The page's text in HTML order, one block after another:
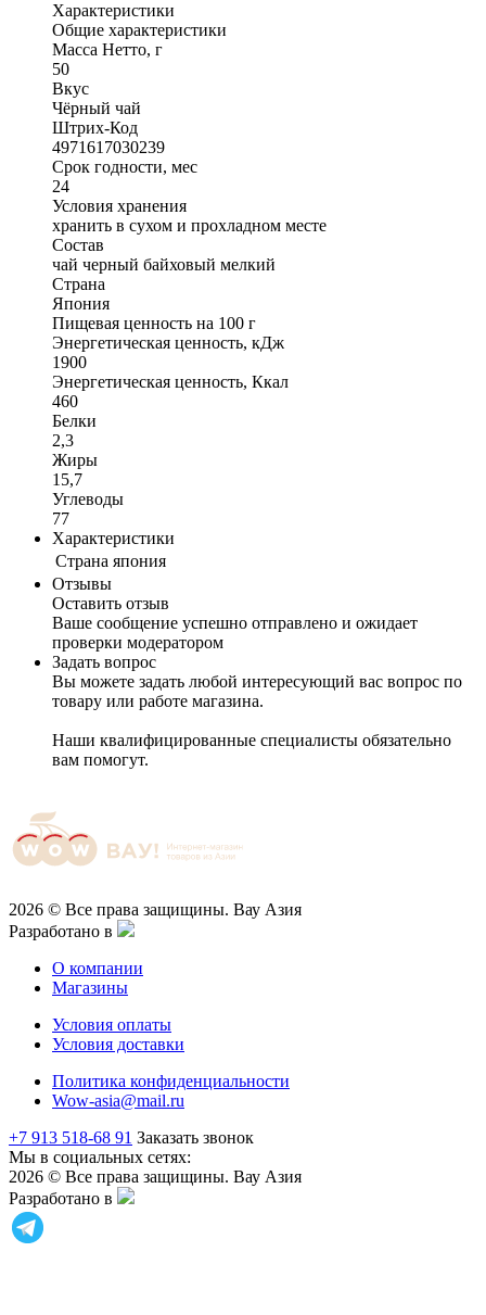
Характеристики
Общие характеристики
Масса Нетто, г
50
Вкус
Чёрный чай
Штрих-Код
4971617030239
Срок годности, мес
24
Условия хранения
хранить в сухом и прохладном месте
Состав
чай черный байховый мелкий
Страна
Япония
Пищевая ценность на 100 г
Энергетическая ценность, кДж
1900
Энергетическая ценность, Ккал
460
Белки
2,3
Жиры
15,7
Углеводы
77
Характеристики
Cтрана япония
Отзывы
Оставить отзыв
Ваше сообщение успешно отправлено и ожидает
проверки модератором
Задать вопрос
Вы можете задать любой интересующий вас вопрос по
товару или работе магазина.
Наши квалифицированные специалисты обязательно
вам помогут.
2026 © Все права защищины. Вау Азия
Разработано в
О компании
Магазины
Условия оплаты
Условия доставки
Политика конфиденциальности
Wow-asia@mail.ru
+7 913 518-68 91 Заказать звонок
Мы в социальных сетях:
2026 © Все права защищины. Вау Азия
Разработано в